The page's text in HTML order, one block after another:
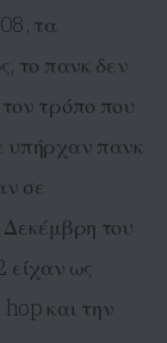
τα
το πανκ δεν
τρόπο που
υπήρχαν πανκ
σε
Δεκέμβρη του
είχαν ως
και την